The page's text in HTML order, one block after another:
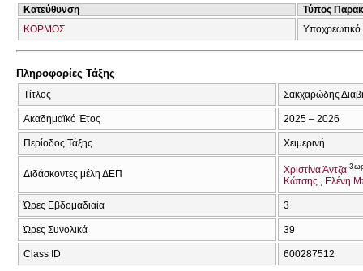
Κατεύθυνση
Τύπος
ΚΟΡΜΟΣ
Πληροφορίες Τάξης
Τίτλος Σακχαρώδης
Ακαδημαϊκό Έτος 2025 – 2026
Περίοδος Τάξης Χειμερινή
Διδάσκοντες μέλη ΔΕΠ Χριστίνα Άντζα
Κώτσης Ελένη
Ώρες Εβδομαδιαία 3
Ώρες Συνολικά 39
Class ID 600287512